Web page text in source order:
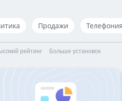
Продажи Телефония
рейтинг Больше установок